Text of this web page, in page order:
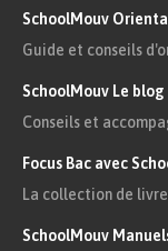
SchoolMouv
Guide et conseils
SchoolMouv Le blog
Conseils et
Focus Bac avec
La collection de
SchoolMouv